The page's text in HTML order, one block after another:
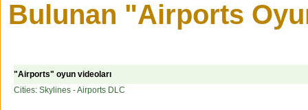
Bulunan "Airports
"Airports" oyun videoları
Cities: Skylines - Airports DLC